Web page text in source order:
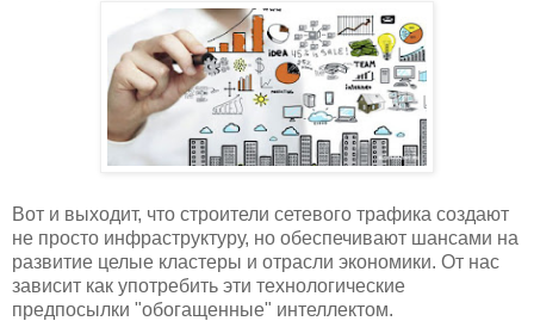
Вот и выходит, что строители сетевого трафика создают
не просто инфраструктуру, но обеспечивают шансами на
развитие целые кластеры и отрасли экономики. От нас
зависит как употребить эти технологические
предпосылки "обогащенные" интеллектом.